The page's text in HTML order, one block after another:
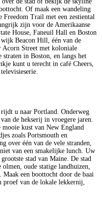
Of maak een wandeling
Freedom Trail met een zestiental
zijn voor de Amerikaanse
House, Faneuil Hall en Boston
Beacon Hill, één van de
Acorn Street met koloniale
straten in Boston, en langs het
kunt u terecht in café Cheers,
u naar Portland. Onderweg
de hekserij in vroegere jaren.
kust van New England
zoals Portsmouth en
over één van de vele stranden,
van een smakelijke lunch. Uw
stad van Maine. De stad
oude statige landhuizen,
Maak een boottocht door de baai
proef van de lokale lekkernij,